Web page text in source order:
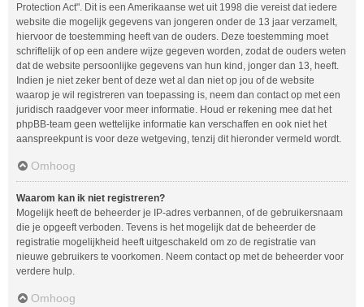
Protection Act". Dit is een Amerikaanse wet uit 1998 die vereist dat iedere
website die mogelijk gegevens van jongeren onder de 13 jaar verzamelt,
hiervoor de toestemming heeft van de ouders. Deze toestemming moet
schriftelijk of op een andere wijze gegeven worden, zodat de ouders weten
dat de website persoonlijke gegevens van hun kind, jonger dan 13, heeft.
Indien je niet zeker bent of deze wet al dan niet op jou of de website
waarop je wil registreren van toepassing is, neem dan contact op met een
juridisch raadgever voor meer informatie. Houd er rekening mee dat het
phpBB-team geen wettelijke informatie kan verschaffen en ook niet het
aanspreekpunt is voor deze wetgeving, tenzij dit hieronder vermeld wordt.
Omhoog
Waarom kan ik niet registreren?
Mogelijk heeft de beheerder je IP-adres verbannen, of de gebruikersnaam
die je opgeeft verboden. Tevens is het mogelijk dat de beheerder de
registratie mogelijkheid heeft uitgeschakeld om zo de registratie van
nieuwe gebruikers te voorkomen. Neem contact op met de beheerder voor
verdere hulp.
Omhoog